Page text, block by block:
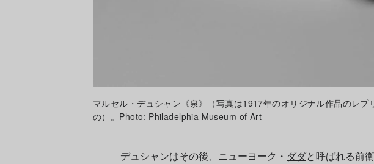
マルセル・デュシャン《泉》（写真は1917年のオリジナル作品のレプ
の）。Photo: Philadelphia Museum of Art
デュシャンはその後、ニューヨーク・ ダダと呼ばれる前